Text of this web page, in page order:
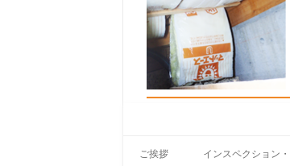
ご挨拶 インスペクション